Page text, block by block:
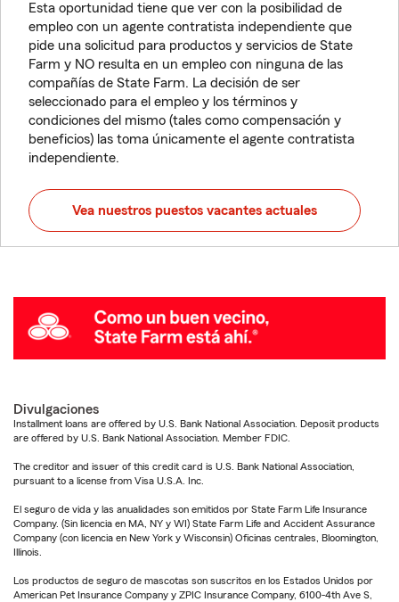
Esta oportunidad tiene que ver con la posibilidad de
empleo con un agente contratista independiente que
pide una solicitud para productos y servicios de State
Farm y NO resulta en un empleo con ninguna de las
compañías de State Farm. La decisión de ser
seleccionado para el empleo y los términos y
condiciones del mismo (tales como compensación y
beneficios) las toma únicamente el agente contratista
independiente.
Vea nuestros puestos vacantes actuales
Divulgaciones
Installment loans are offered by U.S. Bank National Association. Deposit products
are offered by U.S. Bank National Association. Member FDIC.
The creditor and issuer of this credit card is U.S. Bank National Association,
pursuant to a license from Visa U.S.A. Inc.
El seguro de vida y las anualidades son emitidos por State Farm Life Insurance
Company. (Sin licencia en MA, NY y WI) State Farm Life and Accident Assurance
Company (con licencia en New York y Wisconsin) Oficinas centrales, Bloomington,
Illinois.
Los productos de seguro de mascotas son suscritos en los Estados Unidos por
American Pet Insurance Company y ZPIC Insurance Company, 6100-4th Ave S,